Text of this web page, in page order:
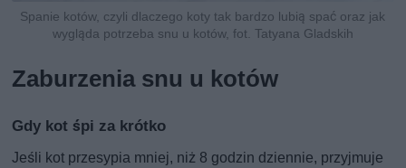
Spanie kotów, czyli dlaczego koty tak bardzo lubią spać oraz jak
wygląda potrzeba snu u kotów, fot. Tatyana Gladskih
Zaburzenia snu u kotów
Gdy kot śpi za krótko
Jeśli kot przesypia mniej, niż 8 godzin dziennie, przyjmuje